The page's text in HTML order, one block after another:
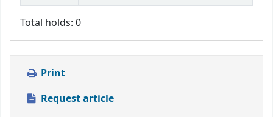
Total holds: 0
Print
Request article